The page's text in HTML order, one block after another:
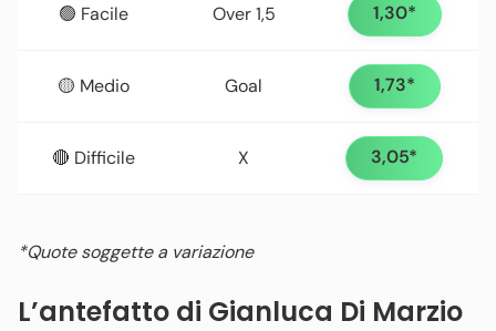
🟢 Facile Over 1,5 1,30*
🟡 Medio Goal 1,73*
🔴 Difficile X 3,05*
*Quote soggette a variazione
L’antefatto di Gianluca Di Marzio